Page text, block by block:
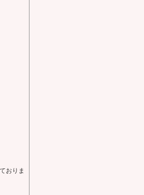
おりま